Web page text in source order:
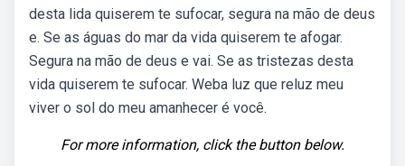
desta lida quiserem te sufocar, segura na mão de deus
e. Se as águas do mar da vida quiserem te afogar.
Segura na mão de deus e vai. Se as tristezas desta
vida quiserem te sufocar. Weba luz que reluz meu
viver o sol do meu amanhecer é você.
For more information, click the button below.